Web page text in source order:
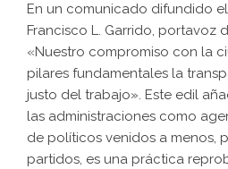
En un comunicado difundido
Francisco L. Garrido, portavoz
«Nuestro compromiso con la
pilares fundamentales la
justo del trabajo». Este edil
las administraciones como
de políticos venidos a menos,
partidos, es una práctica